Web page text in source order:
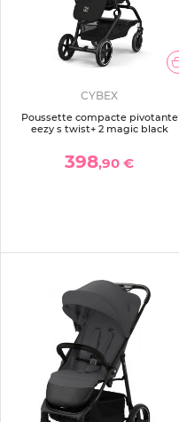
CYBEX
Poussette compacte pivotante
eezy s twist+ 2 magic black
398,90 €